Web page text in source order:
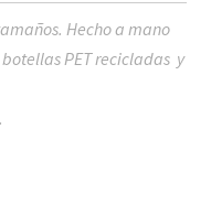
Hecho a mano
PET recicladas y